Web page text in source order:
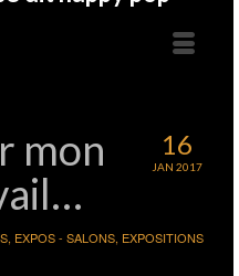
16
JAN 2017
mon
, EXPOS - SALONS, EXPOSITIONS